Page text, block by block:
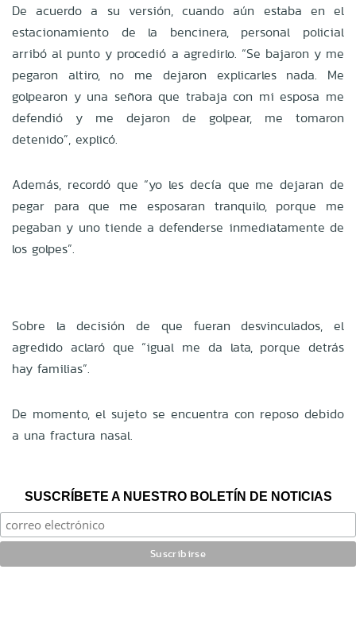
De acuerdo a su versión, cuando aún estaba en el
estacionamiento de la bencinera, personal policial
arribó al punto y procedió a agredirlo. “Se bajaron y me
pegaron altiro, no me dejaron explicarles nada. Me
golpearon y una señora que trabaja con mi esposa me
defendió y me dejaron de golpear, me tomaron
detenido”, explicó.
Además, recordó que “yo les decía que me dejaran de
pegar para que me esposaran tranquilo, porque me
pegaban y uno tiende a defenderse inmediatamente de
los golpes”.
Sobre la decisión de que fueran desvinculados, el
agredido aclaró que “igual me da lata, porque detrás
hay familias”.
De momento, el sujeto se encuentra con reposo debido
a una fractura nasal.
SUSCRÍBETE A NUESTRO BOLETÍN DE NOTICIAS